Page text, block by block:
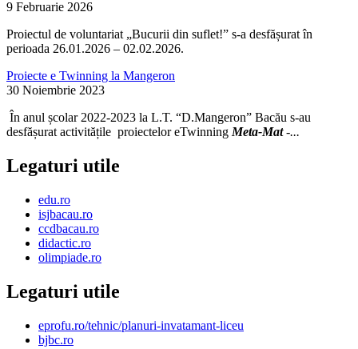
9 Februarie 2026
Proiectul de voluntariat „Bucurii din suflet!” s-a desfășurat în
perioada 26.01.2026 – 02.02.2026.
Proiecte e Twinning la Mangeron
30 Noiembrie 2023
În anul școlar 2022-2023 la L.T. “D.Mangeron” Bacău s-au
desfășurat activitățile proiectelor eTwinning Meta-Mat-...
Legaturi utile
edu.ro
isjbacau.ro
ccdbacau.ro
didactic.ro
olimpiade.ro
Legaturi utile
eprofu.ro/tehnic/planuri-invatamant-liceu
bjbc.ro